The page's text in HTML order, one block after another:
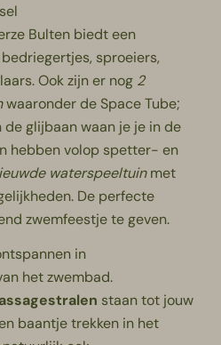
Bulten biedt een
sproeiers,
Ook zijn er nog 2
waaronder de Space Tube;
glijbaan waan je je in de
hebben volop spetter- en
waterspeeltuinmet
De perfecte
zwemfeestje te geven.
in
het zwembad.
staan tot jouw
baantje trekken in het